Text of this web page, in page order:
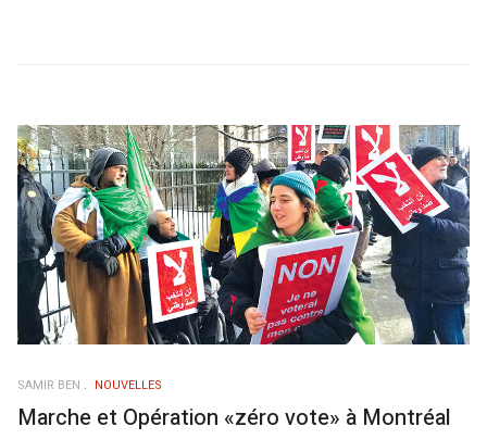
SAMIR BEN NOUVELLES
Marche et Opération «zéro vote» à Montréal